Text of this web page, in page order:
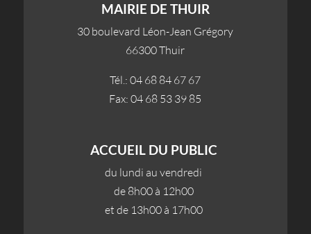
MAIRIE DE THUIR
30 boulevard Léon-Jean Grégory
66300 Thuir
Tél.: 04 68 84 67 67
Fax: 04 68 53 39 85
ACCUEIL DU PUBLIC
du lundi au vendredi
de 8h00 à 12h00
et de 13h00 à 17h00